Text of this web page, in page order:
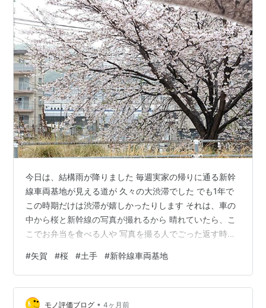
今日は、結構雨が降りました 毎週実家の帰りに通る新幹
線車両基地が見える道が 久々の大渋滞でした でも1年で
この時期だけは渋滞が嬉しかったりします それは、車の
中から桜と新幹線の写真が撮れるから 晴れていたら、こ
こでお弁当を食べる人や 写真を撮る人でごった返す時期
え、撮りたい場所で止まってくれるわけも無く、 新幹線
と桜を撮るというミッション（？）は、 微妙な1枚だけで
終了 ま、そんなもんよね
#矢賀 #桜 #土手 #新幹線車両基地
モノ評価ブログ • 4ヶ月前